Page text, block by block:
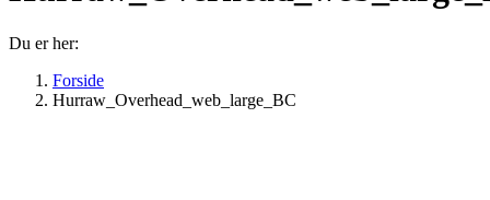
Du er her:
Forside
Hurraw_Overhead_web_large_BC